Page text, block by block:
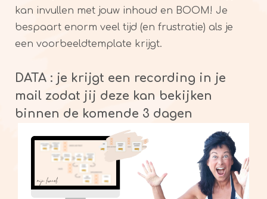
kan invullen met jouw inhoud en BOOM! Je
bespaart enorm veel tijd (en frustratie) als je
een voorbeeldtemplate krijgt.
DATA : je krijgt een recording in je
mail zodat jij deze kan bekijken
binnen de komende 3 dagen